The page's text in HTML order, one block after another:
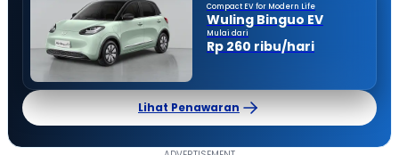
Compact EV for Modern Life
Wuling Binguo EV
Mulai dari
Rp 260 ribu/hari
Lihat Penawaran